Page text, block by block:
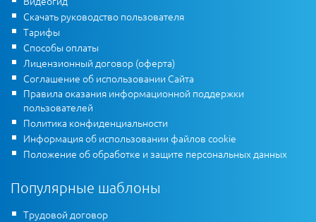
Скачать руководство пользователя
Тарифы
Способы оплаты
Лицензионный договор (оферта)
Соглашение об использовании Сайта
Правила оказания информационной поддержки
пользователей
Политика конфиденциальности
Информация об использовании файлов cookie
Положение об обработке и защите персональных данных
Популярные шаблоны
Трудовой договор